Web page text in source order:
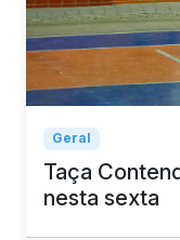
Geral
Taça
nesta sexta